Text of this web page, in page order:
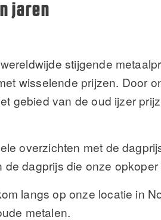
jaren
stijgende
wisselende prijzen. Door
gebied van de oud ijzer
overzichten met de
dagprijs die onze
langs op onze locatie in
metalen.